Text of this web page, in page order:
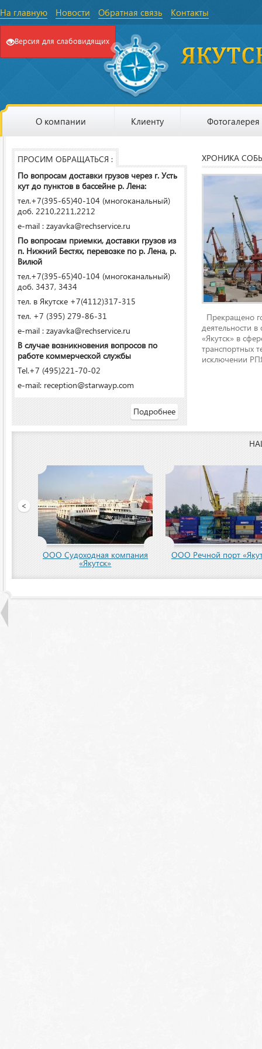
На главную Новости Обратная связь Контакты
Версия для слабовидящих
О компании Клиенту Фотогалерея
ПРОСИМ ОБРАЩАТЬСЯ :
По вопросам доставки грузов через г. Усть
кут до пунктов в бассейне р. Лена:
тел.+7(395-65)40-104 (многоканальный)
доб. 2210,2211,2212
e-mail : zayavka@rechservice.ru
По вопросам приемки, доставки грузов из
п. Нижний Бестях, перевозке по р. Лена, р.
Вилюй
тел.+7(395-65)40-104 (многоканальный)
доб. 3437, 3434
тел. в Якутске +7(4112)317-315
тел. +7 (395) 279-86-31
e-mail : zayavka@rechservice.ru
В случае возникновения вопросов по
работе коммерческой службы
Tel.+7 (495)221-70-02
e-mail: reception@starwayp.com
Подробнее
ХРОНИКА
Прекращено
деятельности
«Якутск» в
транспортных
исключении
<
ООО Речной порт «Якутск»
ООО «Якутский речной